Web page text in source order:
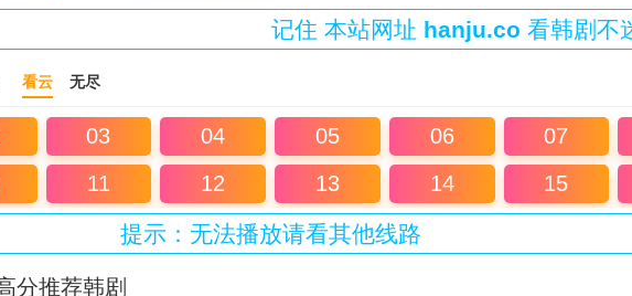
记住 本站网址 hanju.co 看韩剧不
看云 无尽
03 04 05 06 07
11 12 13 14 15
提示：无法播放请看其他线路
分推荐韩剧